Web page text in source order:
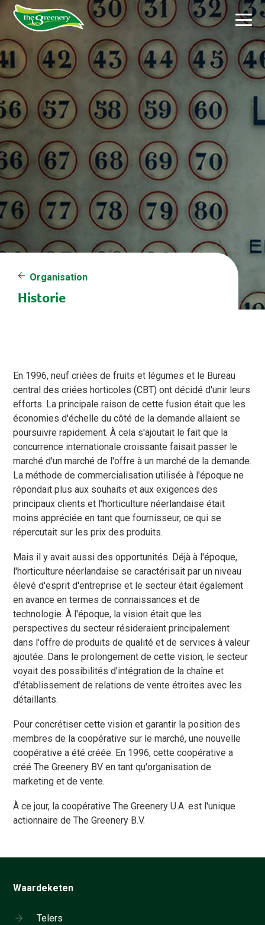
Organisation
Historie
En 1996, neuf criées de fruits et légumes et le Bureau
central des criées horticoles (CBT) ont décidé d'unir leurs
efforts. La principale raison de cette fusion était que les
économies d'échelle du côté de la demande allaient se
poursuivre rapidement. À cela s'ajoutait le fait que la
concurrence internationale croissante faisait passer le
marché d'un marché de l'offre à un marché de la demande.
La méthode de commercialisation utilisée à l'époque ne
répondait plus aux souhaits et aux exigences des
principaux clients et l'horticulture néerlandaise était
moins appréciée en tant que fournisseur, ce qui se
répercutait sur les prix des produits.
Mais il y avait aussi des opportunités. Déjà à l'époque,
l'horticulture néerlandaise se caractérisait par un niveau
élevé d'esprit d'entreprise et le secteur était également
en avance en termes de connaissances et de
technologie. À l'époque, la vision était que les
perspectives du secteur résideraient principalement
dans l'offre de produits de qualité et de services à valeur
ajoutée. Dans le prolongement de cette vision, le secteur
voyait des possibilités d'intégration de la chaîne et
d'établissement de relations de vente étroites avec les
détaillants.
Pour concrétiser cette vision et garantir la position des
membres de la coopérative sur le marché, une nouvelle
coopérative a été créée. En 1996, cette coopérative a
créé The Greenery BV en tant qu'organisation de
marketing et de vente.
À ce jour, la coopérative The Greenery U.A. est l'unique
actionnaire de The Greenery B.V.
Waardeketen
Telers